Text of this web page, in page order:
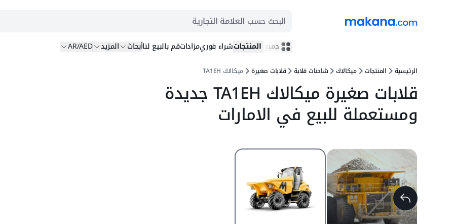
البحث حسب العلامة التجارية
جميع المنتجاتشراء فوريمزاداتقم بالبيع لناأبحاث المزيد AR/AED
الرئيسية المنتجات ميكالاك شاحنات قلابة قلابات صغيرة ميكالاك TA1EH
قلابات صغيرة ميكالاك TA1EH جديدة
ومستعملة للبيع في الامارات